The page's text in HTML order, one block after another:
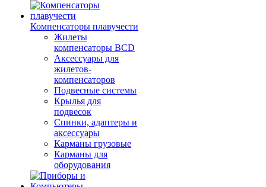
Компенсаторы плавучести
Жилеты
компенсаторы BCD
Аксессуары для
жилетов-
компенсаторов
Подвесные системы
Крылья для
подвесок
Спинки, адаптеры и
аксессуары
Карманы грузовые
Карманы для
оборудования